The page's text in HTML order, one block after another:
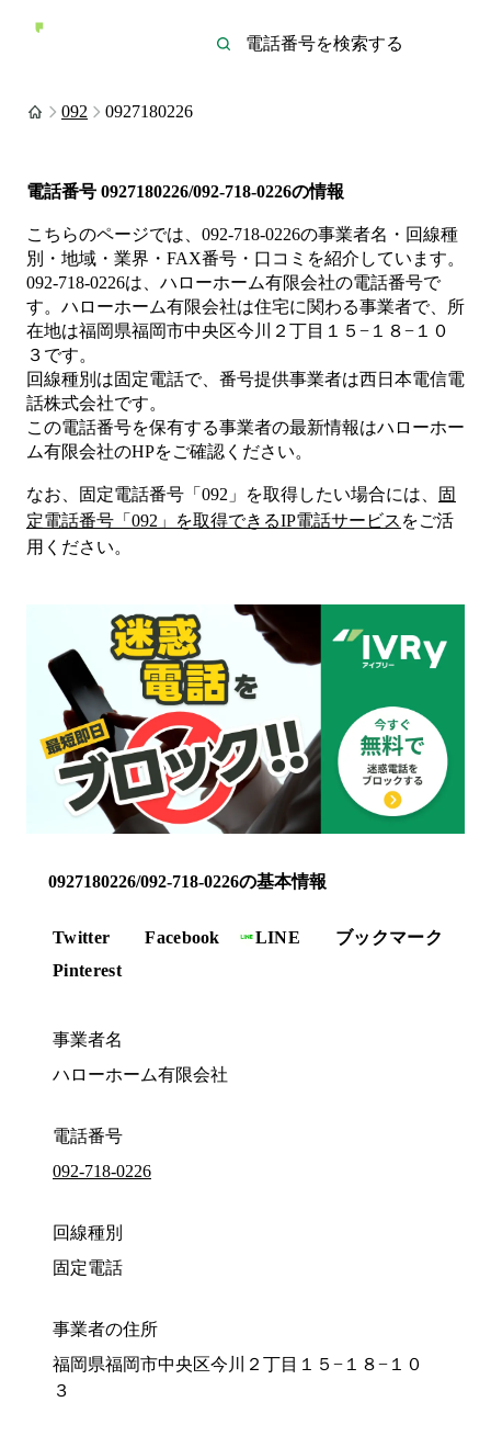
092 0927180226
電話番号 0927180226/092-718-0226の情報
こちらのページでは、 092-718-0226の事業者名・回線種
別・地域・業界・FAX番号・口コミを紹介しています。
092-718-0226は、 ハローホーム有限会社の電話番号で
す。 ハローホーム有限会社は住宅に関わる事業者で、所
在地は福岡県福岡市中央区今川２丁目１５−１８−１０
３ です。
回線種別は固定電話で、番号提供事業者は西日本電信電
話株式会社です。
この電話番号を保有する事業者の最新情報はハローホー
ム有限会社のHPをご確認ください。
なお、固定電話番号「 092 」を取得したい場合には、
固
定電話番号「 092 」を取得できるIP電話サービス をご活
用ください。
0927180226/092-718-0226の基本情報
Twitter Facebook LINE
ブックマーク
Pinterest
事業者名
ハローホーム有限会社
電話番号
092-718-0226
回線種別
固定電話
事業者の住所
福岡県福岡市中央区今川２丁目１５−１８−１０
３